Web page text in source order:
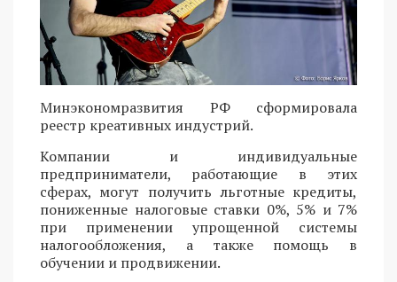
Минэкономразвития РФ сформировала
реестр креативных индустрий.
Компании и индивидуальные
предприниматели, работающие в этих
сферах, могут получить льготные кредиты,
пониженные налоговые ставки 0%, 5% и 7%
при применении упрощенной системы
налогообложения, а также помощь в
обучении и продвижении.